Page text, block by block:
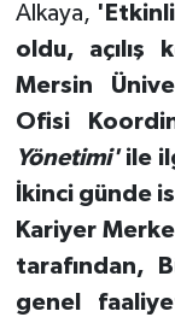
Alkaya,
oldu, açılış
Mersin
Ofisi
Yönetimi'ile
İkinci günde
Kariyer
tarafından,
genel